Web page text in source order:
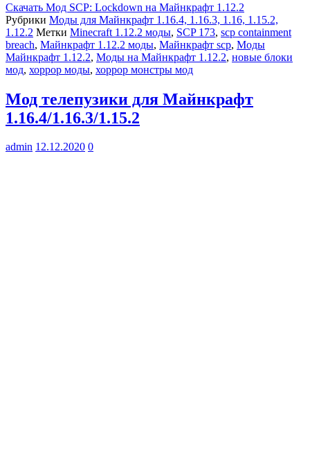
Скачать Мод SCP: Lockdown на Майнкрафт 1.12.2
Рубрики Моды для Майнкрафт 1.16.4, 1.16.3, 1.16, 1.15.2,
1.12.2 Метки Minecraft 1.12.2 моды, SCP 173, scp containment
breach, Майнкрафт 1.12.2 моды, Майнкрафт scp, Моды
Майнкрафт 1.12.2, Моды на Майнкрафт 1.12.2, новые блоки
мод, хоррор моды, хоррор монстры мод
Мод телепузики для Майнкрафт
1.16.4/1.16.3/1.15.2
admin 12.12.2020 0